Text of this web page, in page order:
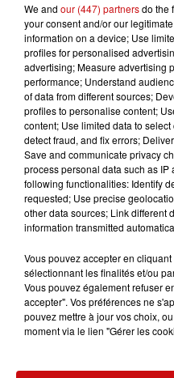
À LA UNE
DKL en
trois
la 77e
ouvre
We and our (447) partnersdo the
your consent and/or our
information on a device; Use
profiles for personalised
advertising; Measure advertising
performance; Understand
of data from different sources;
profiles to personalise content;
content; Use limited data to
detect fraud, and fix errors;
Save and communicate privacy
process personal data such as
following functionalities: Identify
requested; Use precise
other data sources; Link different
information transmitted
Vous pouvez accepter en
sélectionnant les finalités et/ou
Vous pouvez également refuser
accepter". Vos préférences ne
pouvez mettre à jour vos choix,
moment via le lien "Gérer les